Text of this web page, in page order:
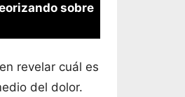
sobre
revelar cuál es
del dolor.